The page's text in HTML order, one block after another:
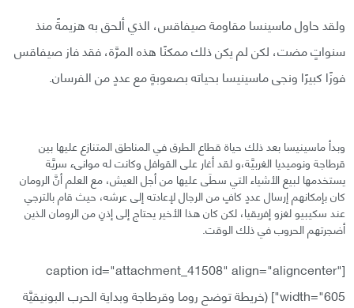
ولقد حاول ماسينسا مقاومة صيفاقس، الذي ألحق به هزيمةً منذ
سنواتٍ مضت، لكن لم يكن ذلك ممكنًا هذه المرَّة، فقد فاز صيفاقس
فوزًا كبيرًا ونجى ماسينيسا بحياته بصعوبةٍ مع عددٍ من الفرسان.
وبدأ ماسينيسا بعد ذلك حياة قطاع الطرق في المناطق المتنازع عليها بين
قرطاجة ونوميديا الغربيَّة،و لقد أغار على القوافل وكانت له موانىء سريَّة
يستخدمها لبيع الأشياء التي سطَى عليها من أجل العيش، مع العلم أنَّ الرومان
كان بإمكانهم إرسال عددٍ كافٍ من الرجال لإعادته إلى عرشه، حيث قام بالترجي
عند سكيبيو لغزو إفريقيا، لكن كان هذا الأخير يحتاج إلى إذنٍ من الرومان الذين
أضجرتهم الحروب في ذلك الوقت.
[caption id="attachment_41508" align="aligncenter"
width="605"] (خريطة توضح روما وقرطاجة وبداية الحرب البونيقيَّة